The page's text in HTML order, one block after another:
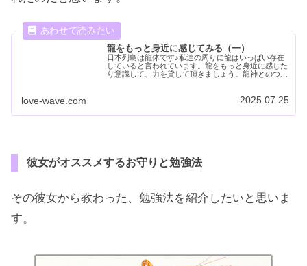
龍をもっと身近に感じてみる（一）
日本列島は龍体です♪私達の周りに龍はいっぱい存在
していると言われています。龍をもっと身近に感じた
り意識して、力を貸して頂きましょう。龍神とのつな
love-wave.com 2025.07.25
彼女がオススメするお守りと勉強法
その彼女から教わった、勉強法を紹介したいと思いま
す。